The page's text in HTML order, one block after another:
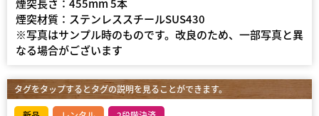
煙突長さ：455mm 5本
煙突材質：ステンレススチールSUS430
※写真はサンプル時のものです。改良のため、一部写真と異
なる場合がございます
タグをタップするとタグの説明を見ることができます。